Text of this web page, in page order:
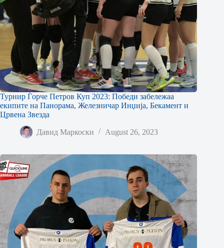
Турнир Ѓорче Петров Куп 2023: Победи забележаа
екипите на Панорама, Железничар Инџија, Бекамент и
Црвена Звезда
Давид Маркоски August 26, 2023